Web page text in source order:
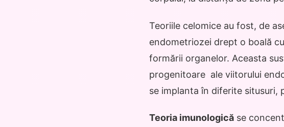
Teoriile celomice au fost, de
endometriozei drept o boală
formării organelor. Aceasta
progenitoare ale viitorului
se implanta în diferite situsuri,
Teoria imunologică se